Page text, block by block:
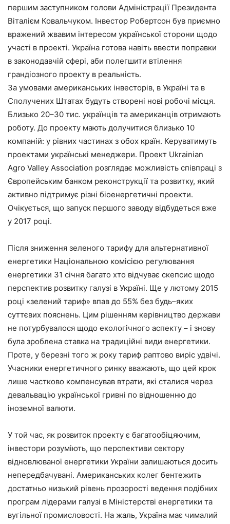
першим заступником голови Адміністрації Президента
Віталієм Ковальчуком. Інвестор Робертсон був приємно
вражений жвавим інтересом української сторони щодо
участі в проекті. Україна готова навіть ввести поправки
в законодавчій сфері, аби полегшити втілення
грандіозного проекту в реальність.
За умовами американських інвесторів, в Україні та в
Сполучених Штатах будуть створені нові робочі місця.
Близько 20–30 тис. українців та американців отримають
роботу. До проекту мають долучитися близько 10
компаній: у рівних частинах з обох країн. Керуватимуть
проектами українські менеджери. Проект Ukrainian
Agro Valley Association розглядає можливість співпраці з
Європейським банком реконструкції та розвитку, який
активно підтримує різні біоенергетичні проекти.
Очікується, що запуск першого заводу відбудеться вже
у 2017 році.
Після зниження зеленого тарифу для альтернативної
енергетики Національною комісією регулювання
енергетики 31 січня багато хто відчуває скепсис щодо
перспектив розвитку галузі в Україні. Ще у лютому 2015
році «зелений тариф» впав до 55% без будь–яких
суттєвих пояснень. Цим рішенням керівництво держави
не потурбувалося щодо екологічного аспекту – і знову
була зроблена ставка на традиційні види енергетики.
Проте, у березні того ж року тариф раптово виріс удвічі.
Учасники енергетичного ринку вважають, що цей крок
лише частково компенсував втрати, які сталися через
девальвацію української гривні по відношенню до
іноземної валюти.
У той час, як розвиток проекту є багатообіцяючим,
інвестори розуміють, що перспективи сектору
відновлюваної енергетики України залишаються досить
непередбачувані. Американських колег бентежить
достатньо низький рівень прозорості ведення подібних
програм лідерами галузі в Міністерстві енергетики та
вугільної промисловості. На жаль, Україна має чималий